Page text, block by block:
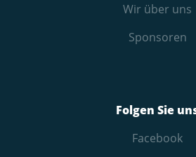
Wir über uns
Sponsoren
Folgen Sie
Facebook